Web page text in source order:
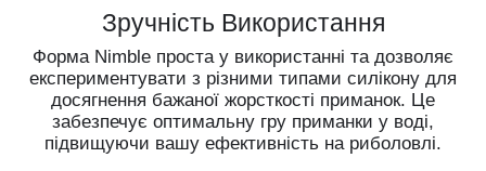
Зручність Використання
Форма Nimble проста у використанні та дозволяє
експериментувати з різними типами силікону для
досягнення бажаної жорсткості приманок. Це
забезпечує оптимальну гру приманки у воді,
підвищуючи вашу ефективність на риболовлі.